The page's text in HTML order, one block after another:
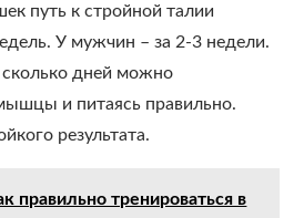
путь к стройной талии
У мужчин – за 2-3 недели.
дней можно
и питаясь правильно.
результата.
правильно тренироваться в